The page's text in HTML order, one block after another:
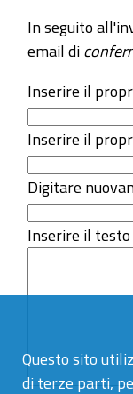
Questo sito
di terze parti,
In seguito
email di
Inserire il
Inserire il
Digitare
Inserire il